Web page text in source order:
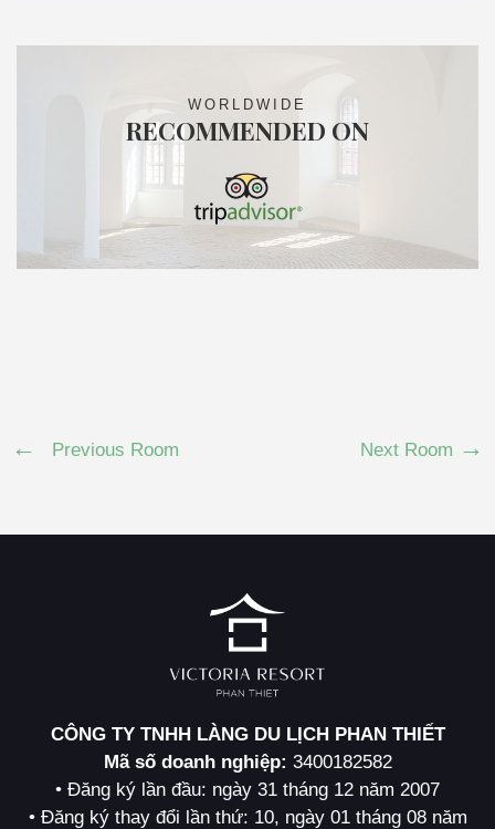
WORLDWIDE
RECOMMENDED ON
Previous Room Next Room
CÔNG TY TNHH LÀNG DU LỊCH PHAN THIẾT
Mã số doanh nghiệp: 3400182582
• Đăng ký lần đầu: ngày 31 tháng 12 năm 2007
• Đăng ký thay đổi lần thứ: 10, ngày 01 tháng 08 năm